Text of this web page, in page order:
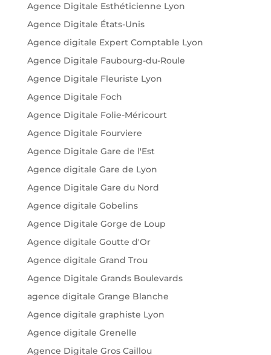
Agence Digitale Esthéticienne Lyon
Agence Digitale États-Unis
Agence digitale Expert Comptable Lyon
Agence Digitale Faubourg-du-Roule
Agence Digitale Fleuriste Lyon
Agence Digitale Foch
Agence Digitale Folie-Méricourt
Agence Digitale Fourviere
Agence Digitale Gare de l'Est
Agence digitale Gare de Lyon
Agence Digitale Gare du Nord
Agence digitale Gobelins
Agence Digitale Gorge de Loup
Agence digitale Goutte d'Or
Agence digitale Grand Trou
Agence Digitale Grands Boulevards
agence digitale Grange Blanche
Agence digitale graphiste Lyon
Agence digitale Grenelle
Agence Digitale Gros Caillou